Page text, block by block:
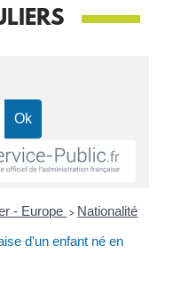
- Europe > Nationalité
d'un enfant né en